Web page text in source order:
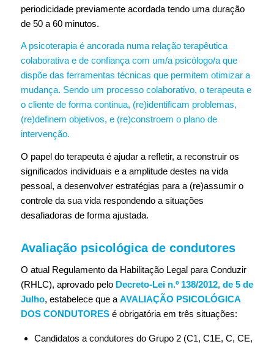
periodicidade previamente acordada tendo uma duração
de 50 a 60 minutos.
A psicoterapia é ancorada numa relação terapêutica
colaborativa e de confiança com um/a psicólogo/a que
dispõe das ferramentas técnicas que permitem otimizar a
mudança. Sendo um processo colaborativo, o terapeuta e
o cliente de forma continua, (re)identificam problemas,
(re)definem objetivos, e (re)constroem o plano de
intervenção.
O papel do terapeuta é ajudar a refletir, a reconstruir os
significados individuais e a amplitude destes na vida
pessoal, a desenvolver estratégias para a (re)assumir o
controle da sua vida respondendo a situações
desafiadoras de forma ajustada.
Avaliação psicológica de condutores
O atual Regulamento da Habilitação Legal para Conduzir
(RHLC), aprovado pelo Decreto-Lei n.º 138/2012, de 5 de
Julho, estabelece que a AVALIAÇÃO PSICOLÓGICA
DOS CONDUTORESé obrigatória em três situações:
Candidatos a condutores do Grupo 2 (C1, C1E, C, CE,